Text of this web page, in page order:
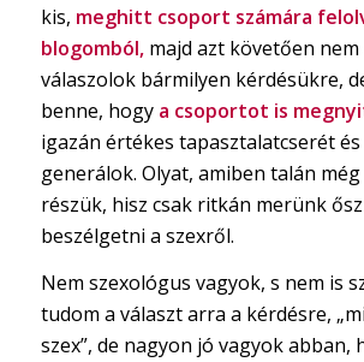
kis, meghitt csoport számára
blogomból,majd azt követően nem
válaszolok bármilyen kérdésükre,
benne, hogya csoportot is
igazán értékes tapasztalatcserét
generálok. Olyat, amiben talán
részük, hisz csak ritkán merünk
beszélgetni a szexről.
Nem szexológus vagyok, s nem is
tudom a választ arra a kérdésre,
szex”, de nagyon jó vagyok abban,